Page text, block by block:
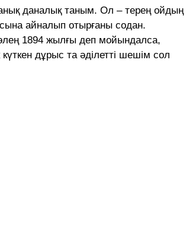
даналық таным. Ол – терең ойдың
айналып отырғаны содан.
1894 жылғы деп мойындалса,
дұрыс та әділетті шешім сол